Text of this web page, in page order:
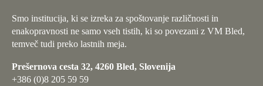
Smo institucija, ki se izreka za spoštovanje različnosti in
enakopravnosti ne samo vseh tistih, ki so povezani z VM Bled,
temveč tudi preko lastnih meja.
Prešernova cesta 32, 4260 Bled, Slovenija
+386 (0)8 205 59 59